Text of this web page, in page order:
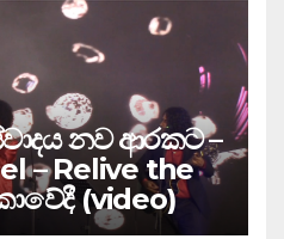
නව ආරකට –
– Relive the
(video)